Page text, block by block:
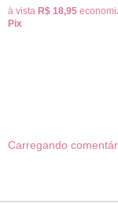
à vista R$ 18,95
Pix
Carregando